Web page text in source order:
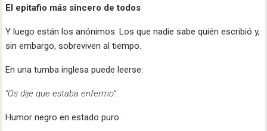
El epitafio más sincero de todos
Y luego están los anónimos. Los que nadie sabe quién escribió y,
sin embargo, sobreviven al tiempo.
En una tumba inglesa puede leerse:
“Os dije que estaba enfermo”.
Humor negro en estado puro.